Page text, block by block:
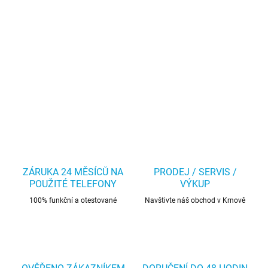
ZÁRUKA 24 MĚSÍCŮ NA
POUŽITÉ TELEFONY
100% funkční a otestované
PRODEJ / SERVIS /
VÝKUP
Navštivte náš obchod v Krnově